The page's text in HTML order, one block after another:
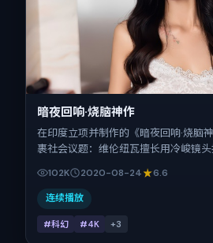
暗夜回响·烧脑神作
在印度立项并制作的《暗夜回响·烧脑
裹社会议题：维伦纽瓦擅长用冷峻镜
音、胡歌、童瑶、杨幂、瑛太的对手
间：2020-08-24；片长109分钟；适
片结构的观众。
102K 2020-08-24 6.6
连续播放
#科幻 #4K +3